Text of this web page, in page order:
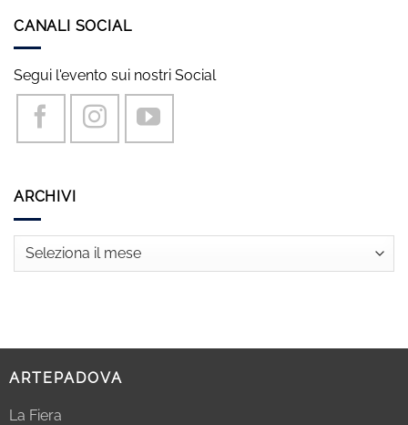
CANALI SOCIAL
Segui l'evento sui nostri Social
ARCHIVI
Archivi
ARTEPADOVA
La Fiera